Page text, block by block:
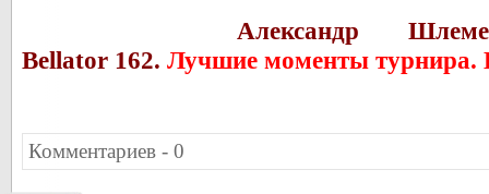
Александр
Bellator 162. Лучшие моменты турнира.
Комментариев - 0